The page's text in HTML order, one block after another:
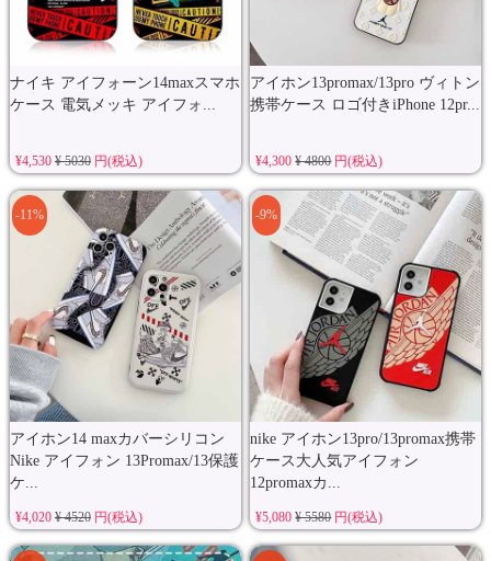
ナイキ アイフォーン14maxスマホ
ケース 電気メッキ アイフォ...
¥4,530 ¥ 5030円(税込)
アイホン13promax/13pro ヴィトン
携帯ケース ロゴ付きiPhone 12pr...
¥4,300¥ 4800円(税込)
アイホン14 maxカバーシリコン
Nike アイフォン 13Promax/13保護
ケ...
-11%
¥4,020 ¥ 4520円(税込)
nike アイホン13pro/13promax携帯
ケース大人気アイフォン
12promaxカ...
-9%
¥5,080¥ 5580円(税込)